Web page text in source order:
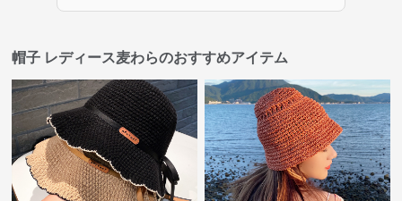
帽子 レディース麦わらのおすすめアイテム